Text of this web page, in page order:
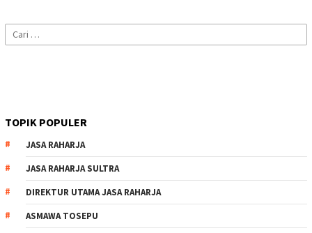
Cari
untuk:
TOPIK POPULER
JASA RAHARJA
JASA RAHARJA SULTRA
DIREKTUR UTAMA JASA RAHARJA
ASMAWA TOSEPU